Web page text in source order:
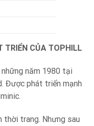
TRIỂN CỦA TOPHILL
năm 1980 tại
Được phát triển mạnh
thời trang. Nhưng sau